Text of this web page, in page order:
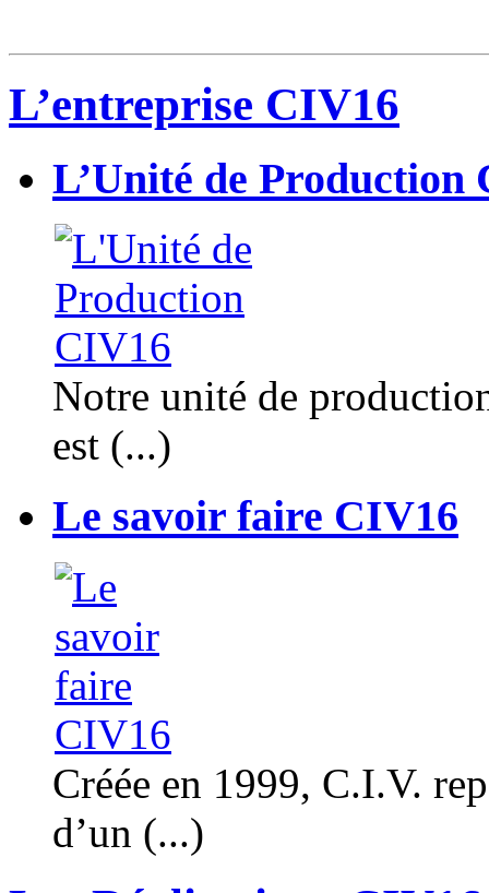
L’entreprise CIV16
L’Unité de Production
Notre unité de
est (...)
Le savoir faire CIV16
Créée en 1999, C.I.V.
d’un (...)